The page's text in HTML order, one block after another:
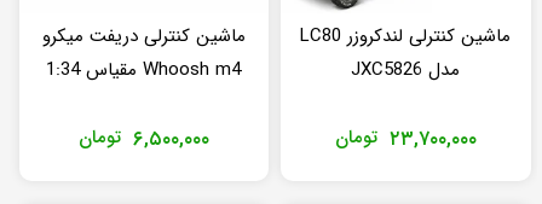
ماشین کنترلی لندکروزر LC80
مدل JXC5826
۲۳,۷۰۰,۰۰۰ تومان
ماشین کنترلی دریفت میکرو
Whoosh m4 مقیاس 1:34
۶,۵۰۰,۰۰۰ تومان